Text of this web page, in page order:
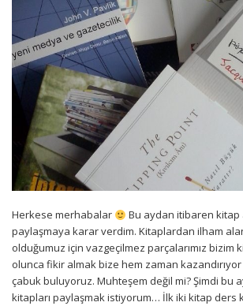
Herkese merhabalar
Bu aydan itibaren kitap
paylaşmaya karar verdim. Kitaplardan ilham
olduğumuz için vazgeçilmez parçalarımız bizim
olunca fikir almak bize hem zaman
çabuk buluyoruz. Muhteşem değil mi? Şimdi bu
kitapları paylaşmak istiyorum… İlk iki kitap ders